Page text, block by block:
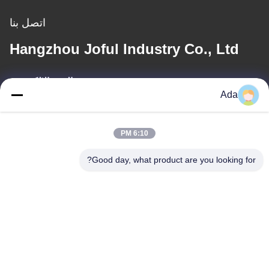
اتصل بنا
Hangzhou Joful Industry Co., Ltd
البريد الإلكتروني
Ada
6:10 PM
Good day, what product are you looking for?